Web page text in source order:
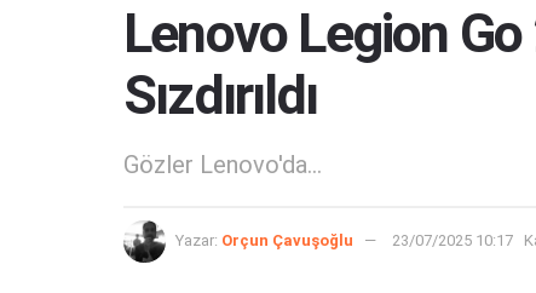
Lenovo Legion
Sızdırıldı
Gözler Lenovo'da...
Yazar: Orçun Çavuşoğlu 23/07/2025 10:17